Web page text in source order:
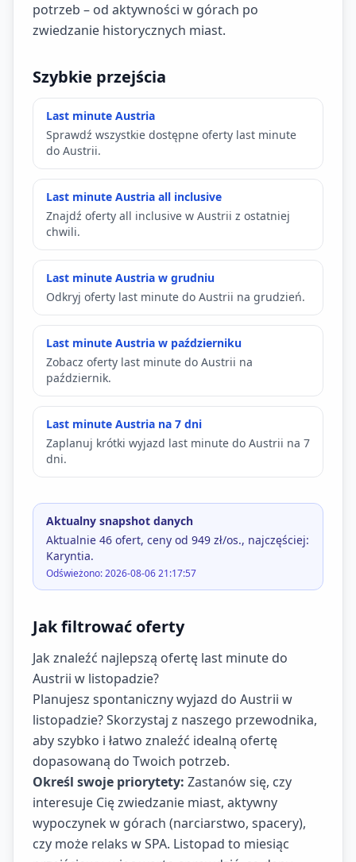
potrzeb – od aktywności w górach po
zwiedzanie historycznych miast.
Szybkie przejścia
Last minute Austria
Sprawdź wszystkie dostępne oferty last minute
do Austrii.
Last minute Austria all inclusive
Znajdź oferty all inclusive w Austrii z ostatniej
chwili.
Last minute Austria w grudniu
Odkryj oferty last minute do Austrii na grudzień.
Last minute Austria w październiku
Zobacz oferty last minute do Austrii na
październik.
Last minute Austria na 7 dni
Zaplanuj krótki wyjazd last minute do Austrii na 7
dni.
Aktualny snapshot danych
Aktualnie 46 ofert, ceny od 949 zł/os., najczęściej:
Karyntia.
Odświeżono: 2026-08-06 21:17:57
Jak filtrować oferty
Jak znaleźć najlepszą ofertę last minute do
Austrii w listopadzie?
Planujesz spontaniczny wyjazd do Austrii w
listopadzie? Skorzystaj z naszego przewodnika,
aby szybko i łatwo znaleźć idealną ofertę
dopasowaną do Twoich potrzeb.
Określ swoje priorytety: Zastanów się, czy
interesuje Cię zwiedzanie miast, aktywny
wypoczynek w górach (narciarstwo, spacery),
czy może relaks w SPA. Listopad to miesiąc